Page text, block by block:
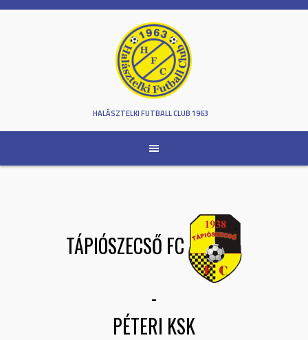
Skip
HALÁSZTELKI FUTBALL CLUB 1963
TÁPIÓSZECSŐ FC
-
PÉTERI KSK